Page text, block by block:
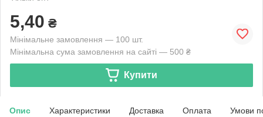
5,40 ₴
Мінімальне замовлення — 100 шт.
Мінімальна сума замовлення на сайті — 500 ₴
Купити
Опис Характеристики Доставка Оплата Умови